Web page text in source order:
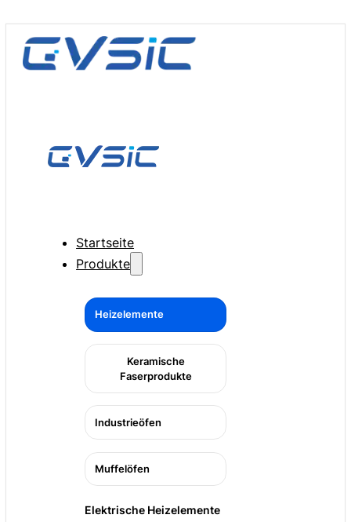
Startseite
Produkte
Heizelemente
Keramische
Faserprodukte
Industrieöfen
Muffelöfen
Elektrische Heizelemente